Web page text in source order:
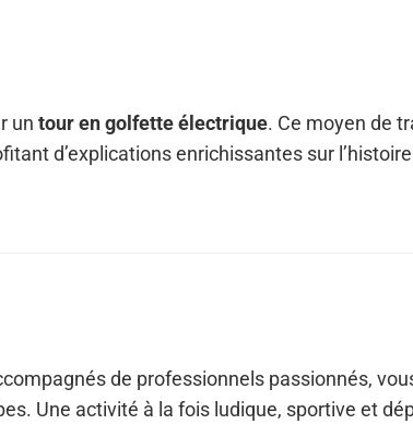
un tour en golfette électrique. Ce moyen de
d’explications enrichissantes sur
de professionnels passionnés,
Une activité à la fois ludique, sportive et